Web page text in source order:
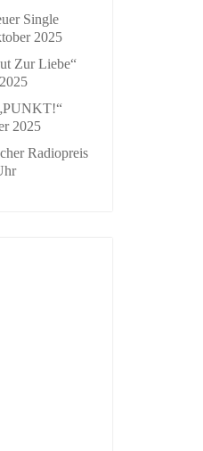
Single
2025
Zur Liebe“
2025
Radiopreis